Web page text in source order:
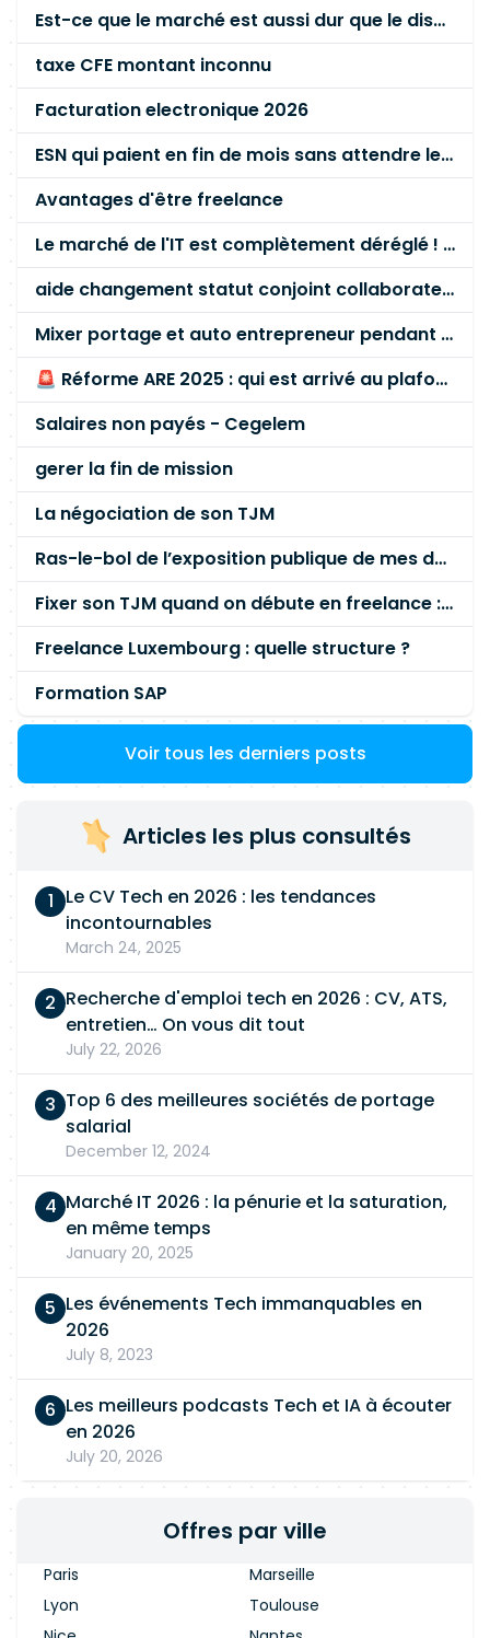
Est-ce que le marché est aussi dur que le disent les commerciaux ?
taxe CFE montant inconnu
Facturation electronique 2026
ESN qui paient en fin de mois sans attendre le paiement client ?
Avantages d'être freelance
Le marché de l'IT est complètement déréglé ! STOP à cette mascarade ! Il faut s'unir et résister !
aide changement statut conjoint collaborateur
Mixer portage et auto entrepreneur pendant des années - quel risque ?
🚨 Réforme ARE 2025 : qui est arrivé au plafond des 60 % en gardant son entreprise ?
Salaires non payés - Cegelem
gerer la fin de mission
La négociation de son TJM
Ras-le-bol de l’exposition publique de mes données personnelles liées à mon entreprise
Fixer son TJM quand on débute en freelance : la méthode mathématique (et pas au feeling) 🛑
Freelance Luxembourg : quelle structure ?
Formation SAP
Voir tous les derniers posts
Articles les plus consultés
Le CV Tech en 2026 : les tendances
incontournables
March 24, 2025
Recherche d'emploi tech en 2026 : CV, ATS,
entretien… On vous dit tout
July 22, 2026
Top 6 des meilleures sociétés de portage
salarial
December 12, 2024
Marché IT 2026 : la pénurie et la saturation,
en même temps
January 20, 2025
Les événements Tech immanquables en
2026
July 8, 2023
Les meilleurs podcasts Tech et IA à écouter
en 2026
July 20, 2026
Offres par ville
Paris
Marseille
Lyon
Toulouse